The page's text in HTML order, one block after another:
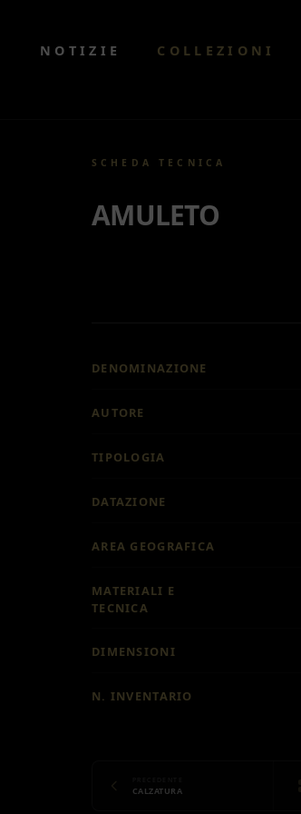
NOTIZIE COLLEZIONI
SCHEDA TECNICA
AMULETO
DENOMINAZIONE
AUTORE
TIPOLOGIA
DATAZIONE
AREA GEOGRAFICA
MATERIALI E
TECNICA
DIMENSIONI
N. INVENTARIO
CALZATURA